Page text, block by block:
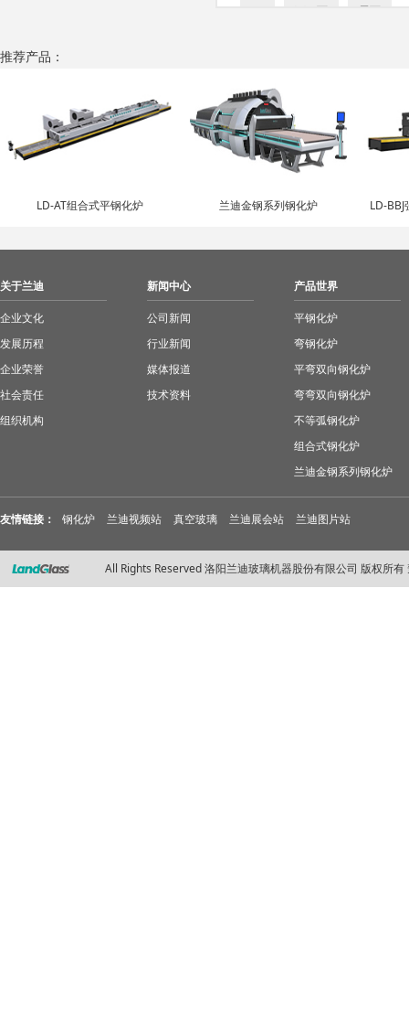
下一页 尾页
推荐产品：
LD-AT组合式平钢化炉 兰迪金钢系列钢化炉 LD-
关于兰迪
企业文化
发展历程
企业荣誉
社会责任
组织机构
新闻中心
公司新闻
行业新闻
媒体报道
技术资料
产品世界
平钢化炉
弯钢化炉
平弯双向钢化炉
弯弯双向钢化炉
不等弧钢化炉
组合式钢化炉
兰迪金钢系列钢化炉
友情链接： 钢化炉 兰迪视频站 真空玻璃 兰迪展会站 兰迪图片站
All Rights Reserved 洛阳兰迪玻璃机器股份有限公司 版权所有